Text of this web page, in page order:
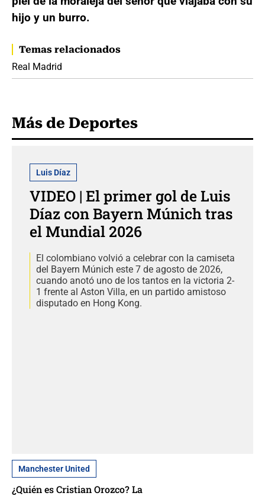
hijo y un burro.
Temas relacionados
Real Madrid
Más de Deportes
Luis Díaz
VIDEO | El primer gol de Luis
Díaz con Bayern Múnich tras
el Mundial 2026
El colombiano volvió a celebrar con la camiseta
del Bayern Múnich este 7 de agosto de 2026,
cuando anotó uno de los tantos en la victoria 2-
1 frente al Aston Villa, en un partido amistoso
disputado en Hong Kong.
Manchester United
¿Quién es Cristian Orozco? La